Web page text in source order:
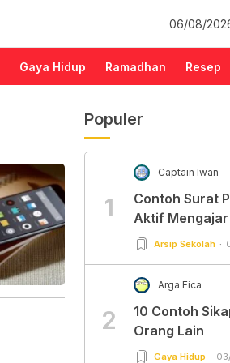
06/08/
Gaya Hidup Ramadhan Resep
Populer
1
Captain Iwan
Contoh Surat
Aktif Mengajar
Arsip Sekolah
2
Arga Fica
10 Contoh
Orang Lain
Gaya Hidup